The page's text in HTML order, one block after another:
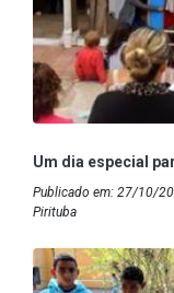
Um dia especial
Publicado em: 27/10/
Pirituba